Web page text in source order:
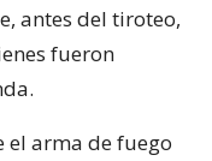
antes del tiroteo,
fueron
arma de fuego